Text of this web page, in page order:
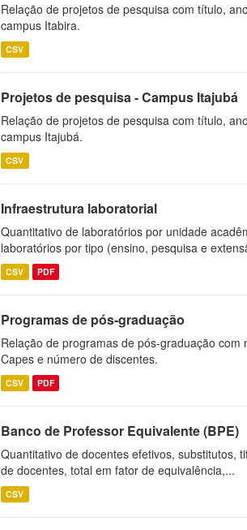
Relação de projetos de pesquisa com título,
campus Itabira.
CSV
Projetos de pesquisa - Campus Itajubá
Relação de projetos de pesquisa com título,
campus Itajubá.
CSV
Infraestrutura laboratorial
Quantitativo de laboratórios por unidade
laboratórios por tipo (ensino, pesquisa e
CSV PDF
Programas de pós-graduação
Relação de programas de pós-graduação
Capes e número de discentes.
CSV PDF
Banco de Professor Equivalente (BPE)
Quantitativo de docentes efetivos, substitutos,
de docentes, total em fator de equivalência,...
CSV